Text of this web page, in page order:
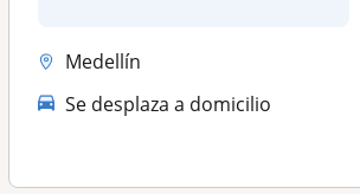
Medellín
Se desplaza a domicilio